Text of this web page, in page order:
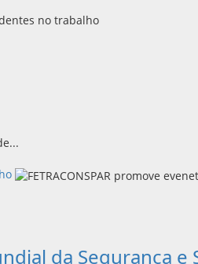
da Segurança e